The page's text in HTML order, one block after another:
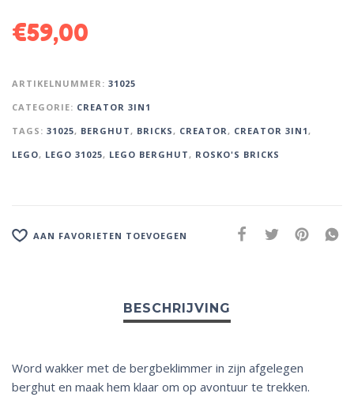
€59,00
ARTIKELNUMMER: 31025
CATEGORIE: CREATOR 3IN1
TAGS: 31025, BERGHUT, BRICKS, CREATOR, CREATOR 3IN1,
LEGO, LEGO 31025, LEGO BERGHUT, ROSKO'S BRICKS
AAN FAVORIETEN TOEVOEGEN
Word wakker met de bergbeklimmer in zijn afgelegen
berghut en maak hem klaar om op avontuur te trekken.